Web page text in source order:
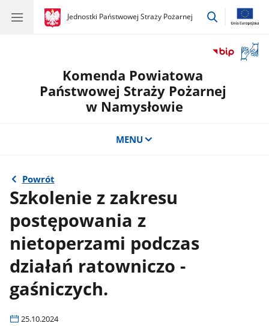
gov.pl
Jednostki Państwowej Straży Pożarnej
gov.pl
Jednostki
przejdź
okno
Komenda Powiatowa
Państwowej Straży Pożarnej
w Namysłowie
MENU
Powrót
Szkolenie z zakresu
postępowania z
nietoperzami podczas
działań ratowniczo -
gaśniczych.
25.10.2024